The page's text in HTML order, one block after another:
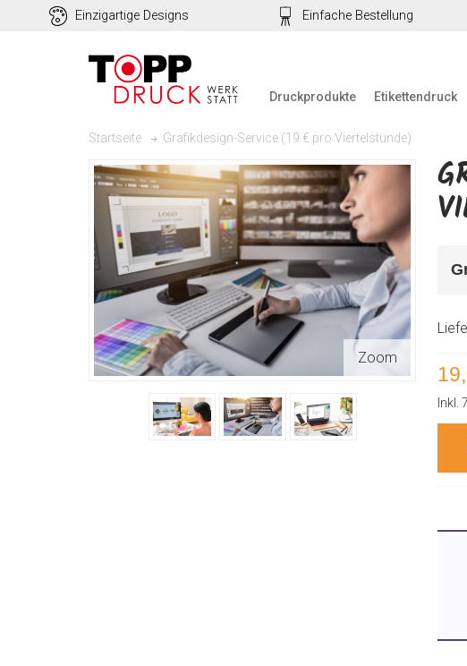
Einzigartige Designs Einfache Bestellung
Druckprodukte Etikettendruck
Startseite Grafikdesign-Service (19 € pro Viertelstunde)
Zoom
Inkl.